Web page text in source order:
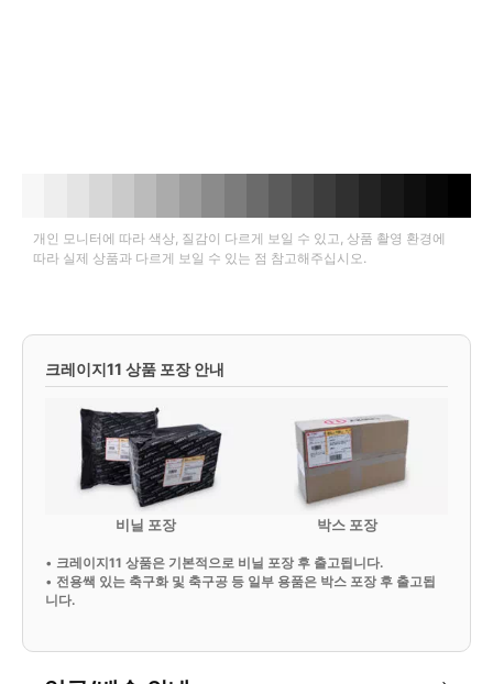
개인 모니터에 따라 색상, 질감이 다르게 보일 수 있고, 상품 촬영 환경에
따라 실제 상품과 다르게 보일 수 있는 점 참고해주십시오.
크레이지11 상품 포장 안내
비닐 포장 박스 포장
• 크레이지11 상품은 기본적으로 비닐 포장 후 출고됩니다.
• 전용쌕 있는 축구화 및 축구공 등 일부 용품은 박스 포장 후 출고됩
니다.